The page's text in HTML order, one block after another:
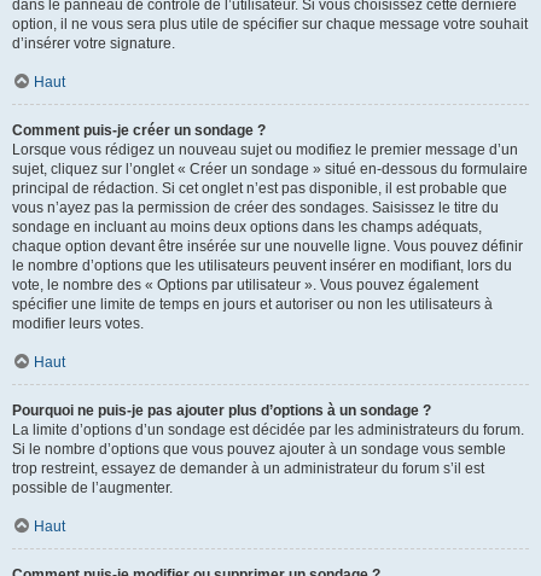
dans le panneau de contrôle de l’utilisateur. Si vous choisissez cette dernière
option, il ne vous sera plus utile de spécifier sur chaque message votre souhait
d’insérer votre signature.
Haut
Comment puis-je créer un sondage ?
Lorsque vous rédigez un nouveau sujet ou modifiez le premier message d’un
sujet, cliquez sur l’onglet « Créer un sondage » situé en-dessous du formulaire
principal de rédaction. Si cet onglet n’est pas disponible, il est probable que
vous n’ayez pas la permission de créer des sondages. Saisissez le titre du
sondage en incluant au moins deux options dans les champs adéquats,
chaque option devant être insérée sur une nouvelle ligne. Vous pouvez définir
le nombre d’options que les utilisateurs peuvent insérer en modifiant, lors du
vote, le nombre des « Options par utilisateur ». Vous pouvez également
spécifier une limite de temps en jours et autoriser ou non les utilisateurs à
modifier leurs votes.
Haut
Pourquoi ne puis-je pas ajouter plus d’options à un sondage ?
La limite d’options d’un sondage est décidée par les administrateurs du forum.
Si le nombre d’options que vous pouvez ajouter à un sondage vous semble
trop restreint, essayez de demander à un administrateur du forum s’il est
possible de l’augmenter.
Haut